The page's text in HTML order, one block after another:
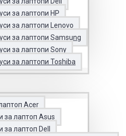
за лаптопи HP
за лаптопи Lenovo
за лаптопи Samsung
за лаптопи Sony
за лаптопи Toshiba
Acer
за лаптоп Asus
за лаптоп Dell